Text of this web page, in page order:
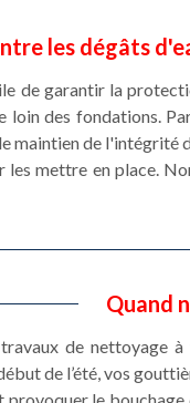
les dégâts
de garantir la
loin des fondations.
maintien de l'intégrité
mettre en place.
Quand
de nettoyage
de l’été, vos